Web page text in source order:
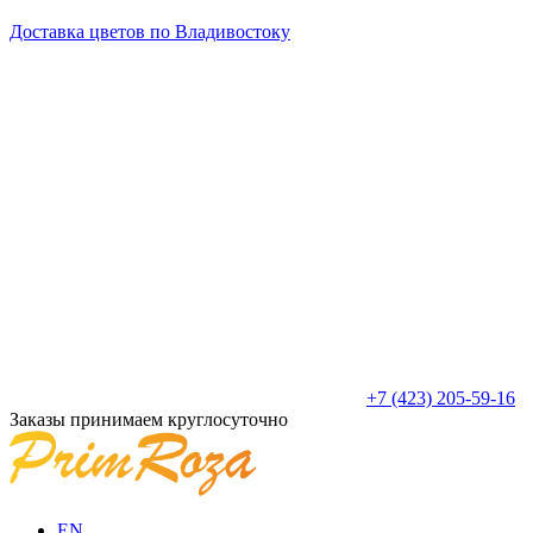
Доставка цветов по Владивостоку
+7 (423) 205-59-16
Заказы принимаем круглосуточно